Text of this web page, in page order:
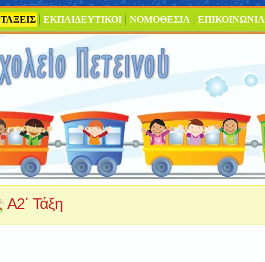
ΤΑΞΕΙΣ ΕΚΠΑΙΔΕΥΤΙΚΟΙ ΝΟΜΟΘΕΣΙΑ ΕΠΙΚΟΙΝΩΝΙΑ
Α2΄ Τάξη